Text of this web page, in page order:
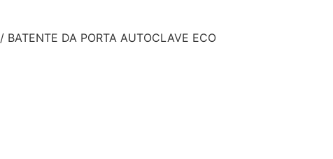
/ BATENTE DA PORTA AUTOCLAVE ECO